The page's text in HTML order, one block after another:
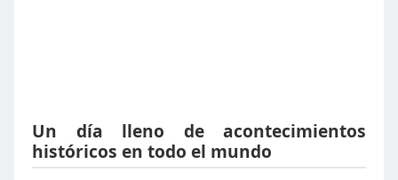
Un día lleno de acontecimientos
históricos en todo el mundo